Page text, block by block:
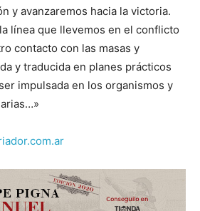
y avanzaremos hacia la victoria.
línea que llevemos en el conflicto
contacto con las masas y
y traducida en planes prácticos
impulsada en los organismos y